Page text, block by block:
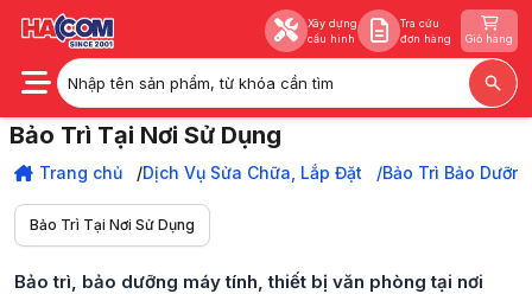
Xây dựng
cấu hình
Tra cứu
đơn hàng
Giỏ hàng
Nhập tên sản phẩm, từ khóa cần tìm
Xây dựng
Tra cứu
Bảo Trì Tại Nơi Sử Dụng
Bảo trì, bảo dưỡng hệ thống máy tính, máy in, photocopy... tại văn
Trang chủ
Bảo Trì Bảo Dưỡng Máy Tính, TBVP
Bảo Trì Tại Nơi Sử Dụng
Trang chủ Dịch Vụ Sửa Chữa, Lắp Đặt Bảo Trì Bảo
Bảo Trì Tại Nơi Sử Dụng
Bảo trì, bảo dưỡng máy tính, thiết bị văn phòng tại nơi